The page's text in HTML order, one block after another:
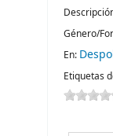
Género/
En:
Etiquetas